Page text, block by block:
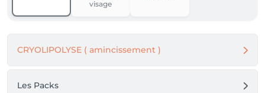
visage
CRYOLIPOLYSE ( amincissement )
Les Packs